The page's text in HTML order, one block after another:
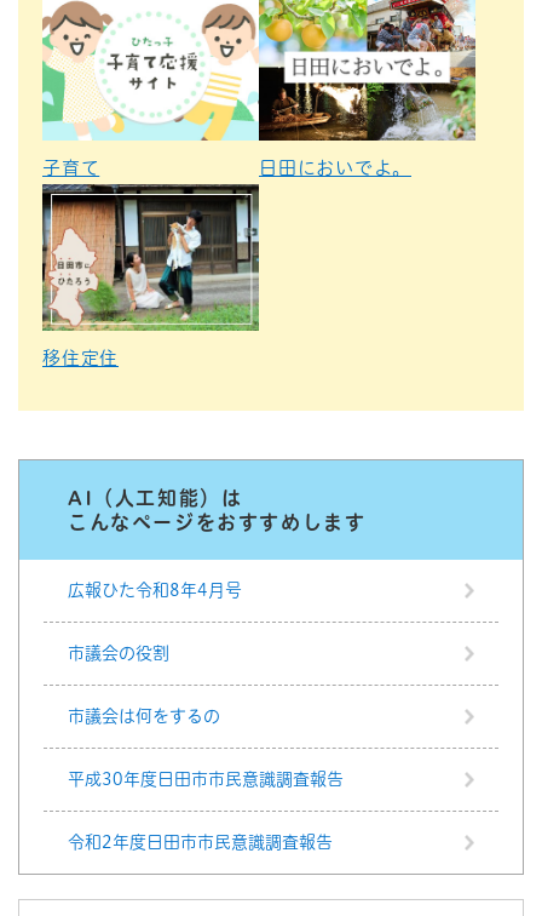
子育て 日田においでよ。
移住定住
AI（人工知能）は
こんなページをおすすめします
広報ひた令和8年4月号
市議会の役割
市議会は何をするの
平成30年度日田市市民意識調査報告
令和2年度日田市市民意識調査報告